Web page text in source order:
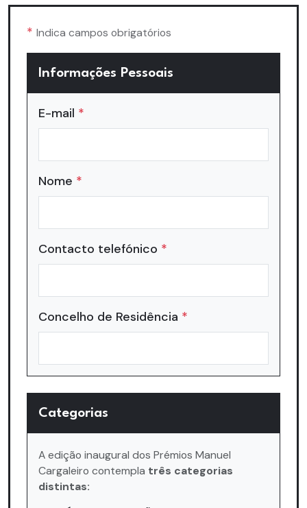
* Indica campos obrigatórios
Informações Pessoais
E-mail *
Nome *
Contacto telefónico *
Concelho de Residência *
Categorias
A edição inaugural dos Prémios Manuel
Cargaleiro contempla três categorias
distintas: